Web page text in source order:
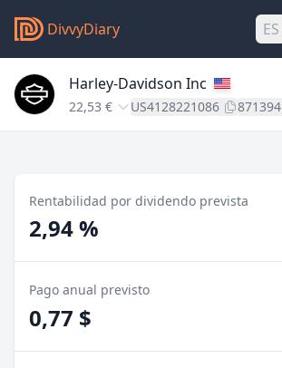
DivvyDiary ES
Harley-Davidson Inc
22,53 € US4128221086 871394
Rentabilidad por dividendo prevista
2,94 %
Pago anual previsto
0,77 $